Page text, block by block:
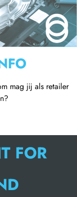
mag jij als retailer
FOR